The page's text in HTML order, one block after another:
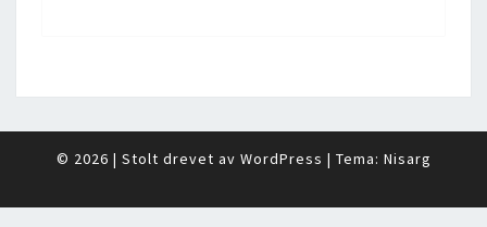
© 2026 | Stolt drevet av WordPress | Tema: Nisarg